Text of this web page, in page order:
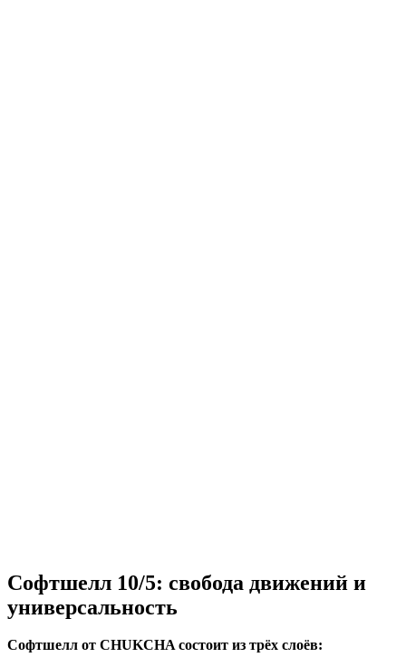
Софтшелл 10/5: свобода движений и
универсальность
Софтшелл от CHUKCHA состоит из трёх слоёв: